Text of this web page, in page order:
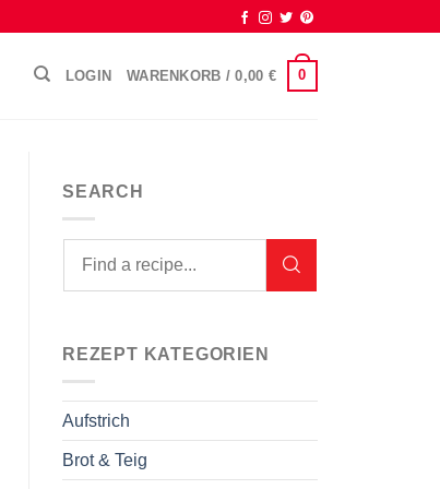
LOGIN WARENKORB /0,00 € 0
SEARCH
REZEPT KATEGORIEN
Aufstrich
Brot & Teig